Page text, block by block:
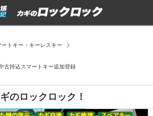
ートキー・キーレスキー
古持込スマートキー追加登録
のロックロック！